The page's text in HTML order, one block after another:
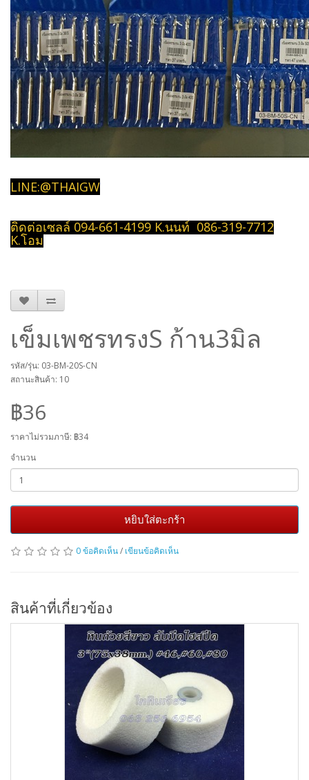
LINE:@THAIGW
ติดต่อเซลล์ 094-661-4199 K.นนท์ 086-319-7712
K.โอม
เข็มเพชรทรงS ก้าน3มิล
รหัส/รุ่น: 03-BM-20S-CN
สถานะสินค้า: 10
฿36
ราคาไม่รวมภาษี: ฿34
จำนวน
หยิบใส่ตะกร้า
0 ข้อคิดเห็น/ เขียนข้อคิดเห็น
สินค้าที่เกี่ยวข้อง